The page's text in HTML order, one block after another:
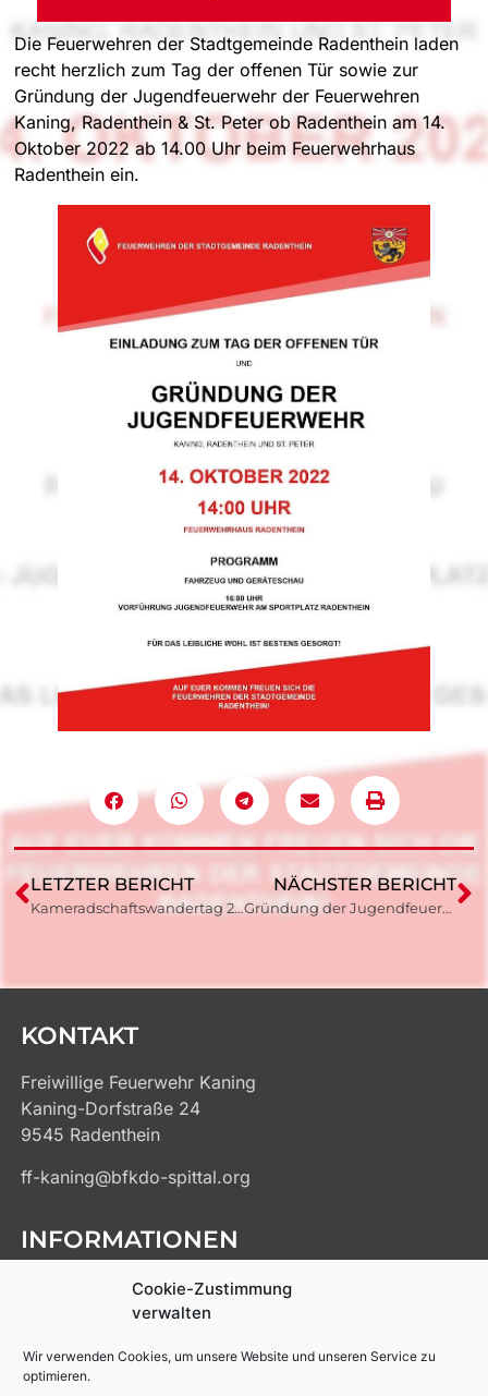
Cookie-Zustimmung
verwalten
Wir verwenden Cookies, um unsere Website und unseren Service zu
optimieren.
Die Feuerwehren der Stadtgemeinde Radenthein laden
recht herzlich zum Tag der offenen Tür sowie zur
Gründung der Jugendfeuerwehr der Feuerwehren
Kaning, Radenthein & St. Peter ob Radenthein am 14.
Oktober 2022 ab 14.00 Uhr beim Feuerwehrhaus
Radenthein ein.
LETZTER BERICHT
Kameradschaftswandertag 2022
NÄCHSTER BERICHT
Gründung der Jugendfeuerwehr Kaning, St. Peter und Radenthein
KONTAKT
Freiwillige Feuerwehr Kaning
Kaning-Dorfstraße 24
9545 Radenthein
ff-kaning@bfkdo-spittal.org
INFORMATIONEN
Cookie-Richtlinien
Links